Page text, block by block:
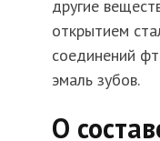
другие
открытием
соединений
эмаль зубов.
О